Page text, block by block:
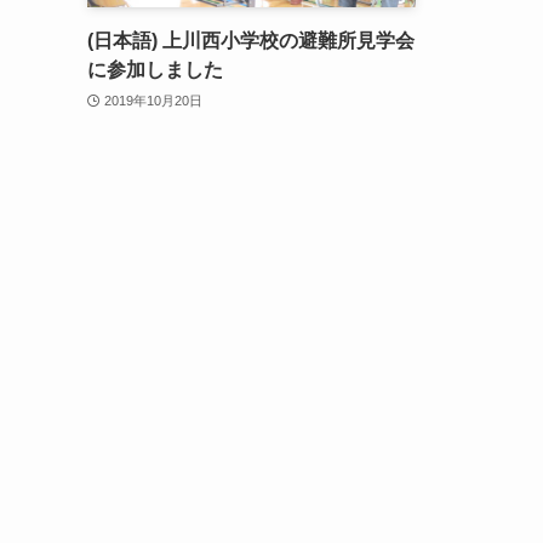
(日本語) 上川西小学校の避難所見学会
に参加しました
2019年10月20日